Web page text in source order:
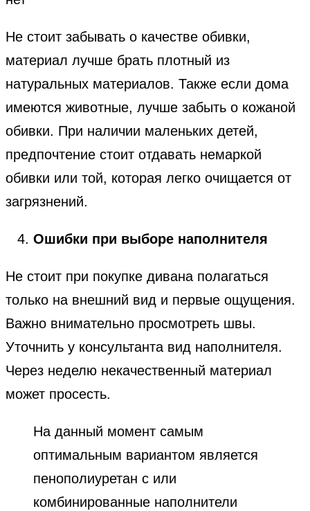
Не стоит забывать о качестве обивки,
материал лучше брать плотный из
натуральных материалов. Также если дома
имеются животные, лучше забыть о кожаной
обивки. При наличии маленьких детей,
предпочтение стоит отдавать немаркой
обивки или той, которая легко очищается от
загрязнений.
Ошибки при выборе наполнителя
Не стоит при покупке дивана полагаться
только на внешний вид и первые ощущения.
Важно внимательно просмотреть швы.
Уточнить у консультанта вид наполнителя.
Через неделю некачественный материал
может просесть.
На данный момент самым
оптимальным вариантом является
пенополиуретан с или
комбинированные наполнители